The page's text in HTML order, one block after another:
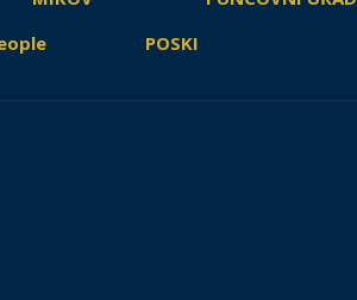
POSKI